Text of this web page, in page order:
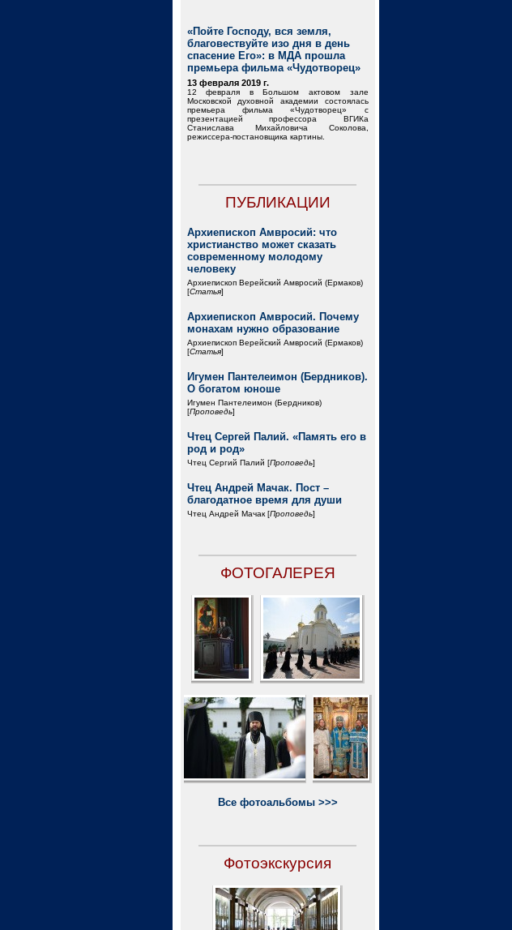
«Пойте Господу, вся земля,
благовествуйте изо дня в день
спасение Его»: в МДА прошла
премьера фильма «Чудотворец»
13 февраля 2019 г.
12 февраля в Большом актовом зале
Московской духовной академии состоялась
премьера фильма «Чудотворец» с
презентацией профессора ВГИКа
Станислава Михайловича Соколова,
режиссера-постановщика картины.
ПУБЛИКАЦИИ
Архиепископ Амвросий: что
христианство может сказать
современному молодому
человеку
Архиепископ Верейский Амвросий (Ермаков)
[Статья]
Архиепископ Амвросий. Почему
монахам нужно образование
Архиепископ Верейский Амвросий (Ермаков)
[Статья]
Игумен Пантелеимон (Бердников).
О богатом юноше
Игумен Пантелеимон (Бердников)
[Проповедь]
Чтец Сергей Палий. «Память его в
род и род»
Чтец Сергий Палий [Проповедь]
Чтец Андрей Мачак. Пост –
благодатное время для души
Чтец Андрей Мачак [Проповедь]
ФОТОГАЛЕРЕЯ
Все фотоальбомы >>>
Фотоэкскурсия